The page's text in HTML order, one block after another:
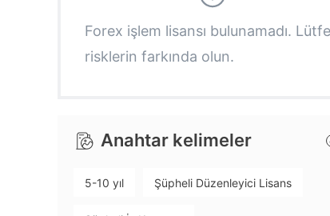
5
6
9
Forex işlem lisansı bulunamadı.
risklerin farkında olun.
Anahtar kelimeler
5-10 yıl Şüpheli Düzenleyici Lisans